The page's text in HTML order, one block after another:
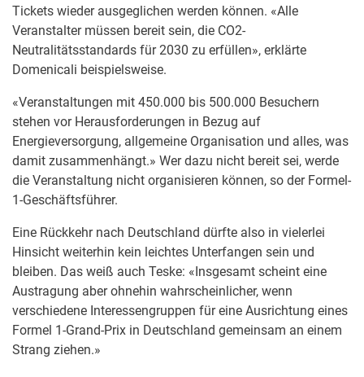
Tickets wieder ausgeglichen werden können. «Alle
Veranstalter müssen bereit sein, die CO2-
Neutralitätsstandards für 2030 zu erfüllen», erklärte
Domenicali beispielsweise.
«Veranstaltungen mit 450.000 bis 500.000 Besuchern
stehen vor Herausforderungen in Bezug auf
Energieversorgung, allgemeine Organisation und alles, was
damit zusammenhängt.» Wer dazu nicht bereit sei, werde
die Veranstaltung nicht organisieren können, so der Formel-
1-Geschäftsführer.
Eine Rückkehr nach Deutschland dürfte also in vielerlei
Hinsicht weiterhin kein leichtes Unterfangen sein und
bleiben. Das weiß auch Teske: «Insgesamt scheint eine
Austragung aber ohnehin wahrscheinlicher, wenn
verschiedene Interessengruppen für eine Ausrichtung eines
Formel 1-Grand-Prix in Deutschland gemeinsam an einem
Strang ziehen.»